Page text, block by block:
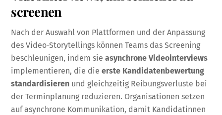
screenen
Nach der Auswahl von Plattformen und der Anpassung
des Video-Storytellings können Teams das Screening
beschleunigen, indem sieasynchrone Videointerviews
implementieren, die dieerste Kandidatenbewertung
standardisieren und gleichzeitig Reibungsverluste bei
der Terminplanung reduzieren. Organisationen setzen
auf asynchrone Kommunikation, damit Kandidatinnen